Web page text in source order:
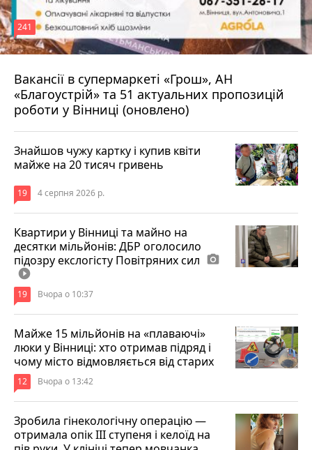
Вакансії в супермаркеті «Грош», АН
«Благоустрій» та 51 актуальних пропозицій
роботи у Вінниці (оновлено)
241
4 серпня 2026 р.
Знайшов чужу картку і купив квіти
майже на 20 тисяч гривень
19 4 серпня 2026 р.
Квартири у Вінниці та майно на
десятки мільйонів: ДБР оголосило
підозру екслогісту Повітряних сил photo_camera
play_circle_filled
19 Вчора о 10:37
Майже 15 мільйонів на «плаваючі»
люки у Вінниці: хто отримав підряд і
чому місто відмовляється від старих
12 Вчора о 13:42
Зробила гінекологічну операцію —
отримала опік ІІІ ступеня і келоїд на